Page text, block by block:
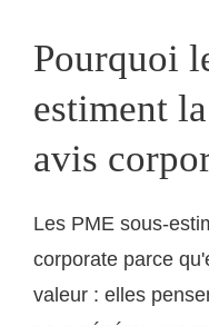
Pourquoi
estiment
avis
Les PME sous-
corporate parce
valeur : elles